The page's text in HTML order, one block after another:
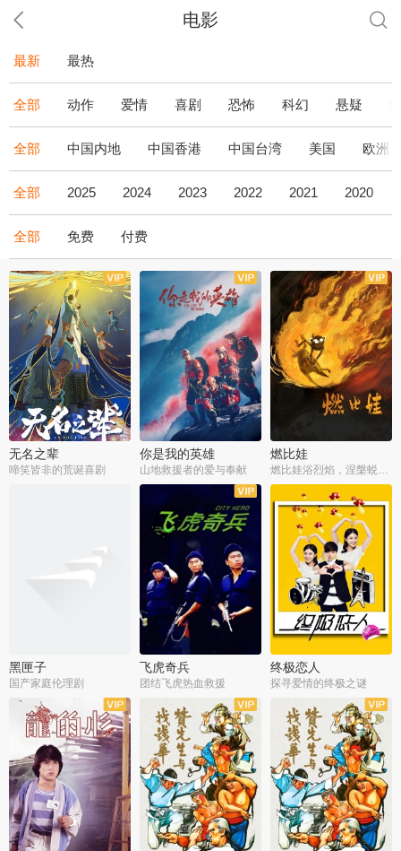
电影
最新 最热
全部 动作 爱情 喜剧 恐怖 科幻 悬疑
全部 中国内地 中国香港 中国台湾 美国 欧洲
全部 2025 2024 2023 2022 2021 2020
全部 免费 付费
无名之辈
啼笑皆非的荒诞喜剧
你是我的英雄
山地救援者的爱与奉献
燃比娃
燃比娃浴烈焰，涅槃蜕变成人
黑匣子
国产家庭伦理剧
飞虎奇兵
团结飞虎热血救援
终极恋人
探寻爱情的终极之谜